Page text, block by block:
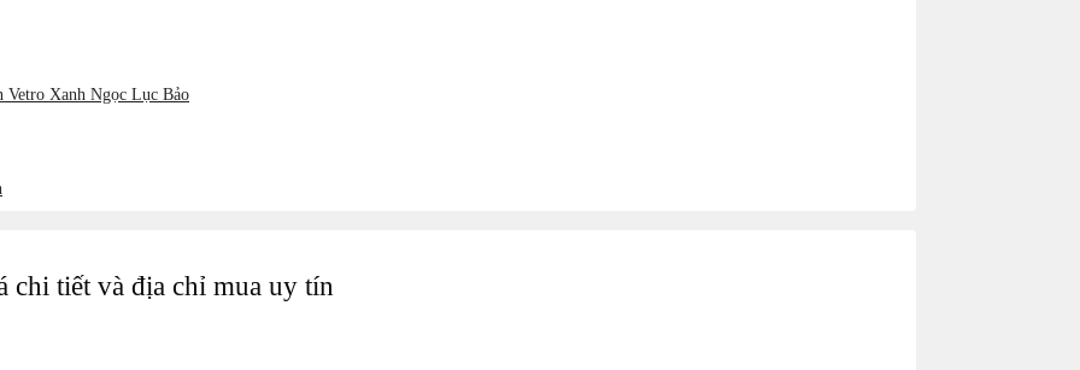
Xanh Ngọc Lục Bảo
chi tiết và địa chỉ mua uy tín